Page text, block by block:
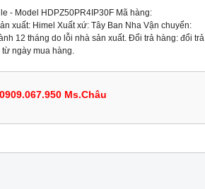
- Model HDPZ50PR4IP30F Mã hàng:
xuất: Himel Xuất xứ: Tây Ban Nha Vận chuyển:
12 tháng do lỗi nhà sản xuất. Đổi trả hàng: đổi trả
ngày mua hàng.
0909.067.950 Ms.Châu